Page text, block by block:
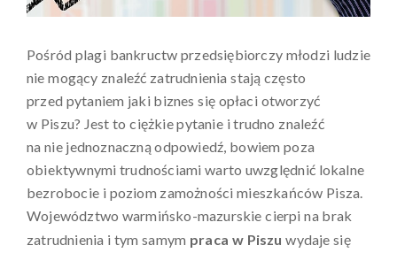
Pośród plagi bankructw przedsiębiorczy młodzi ludzie
nie mogący znaleźć zatrudnienia stają często
przed pytaniem jaki biznes się opłaci otworzyć
w Piszu? Jest to ciężkie pytanie i trudno znaleźć
na nie jednoznaczną odpowiedź, bowiem poza
obiektywnymi trudnościami warto uwzględnić lokalne
bezrobocie i poziom zamożności mieszkańców Pisza.
Województwo warmińsko-mazurskie cierpi na brak
zatrudnienia i tym samym praca w Piszuwydaje się